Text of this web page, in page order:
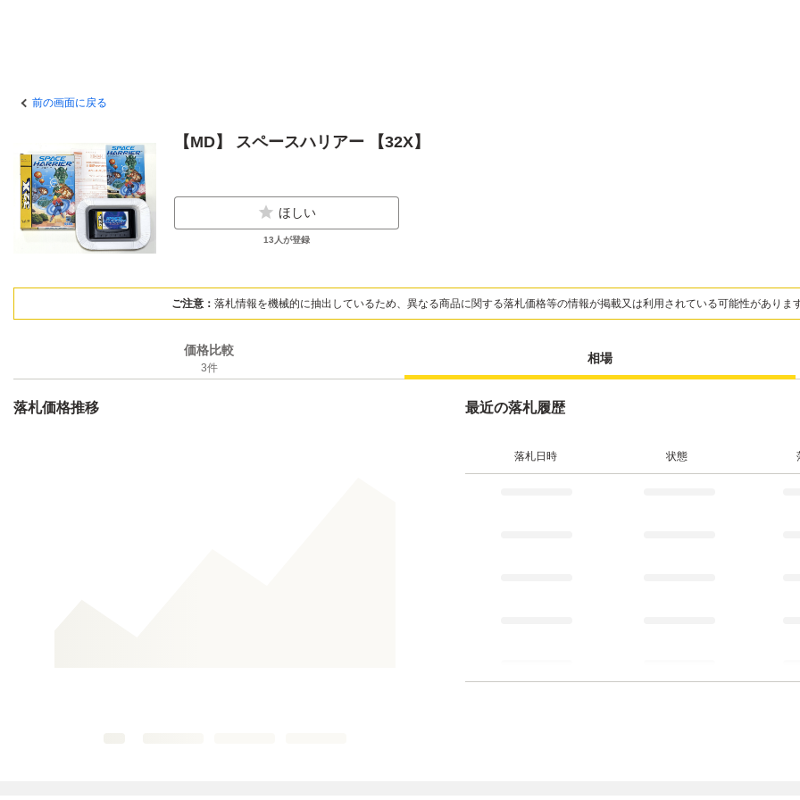
前の画面に戻る
【MD】 スペースハリアー 【32X】
ほしい
13 人が登録
ご注意： 落札情報を機械的に抽出しているため、異なる商品に関する落札価格等の情報が掲載又は利用されている可能性がありま
価格比較
3件
相場
落札価格推移 最近の落札履歴
落札日時 状態